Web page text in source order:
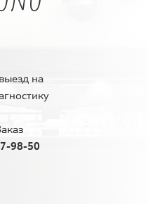
на
98-50